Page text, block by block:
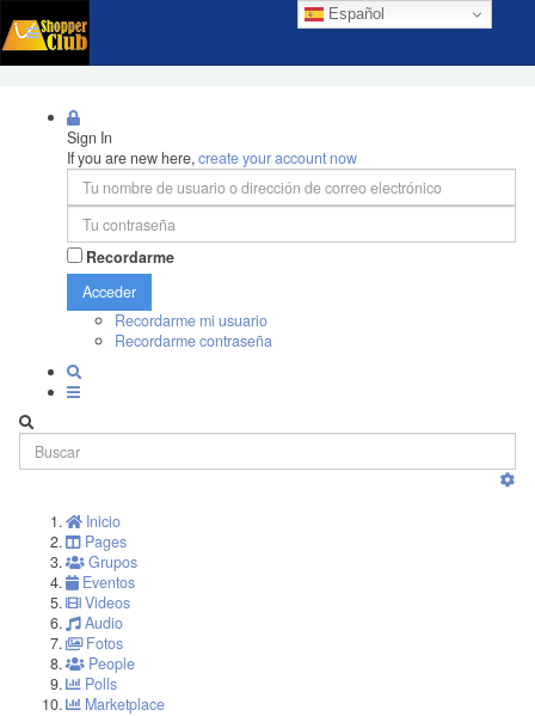
Español
Sign In
If you are new here,create your account now
Recordarme
Acceder
Recordarme mi usuario
Recordarme contraseña
Inicio
Pages
Grupos
Eventos
Videos
Audio
Fotos
People
Polls
Marketplace